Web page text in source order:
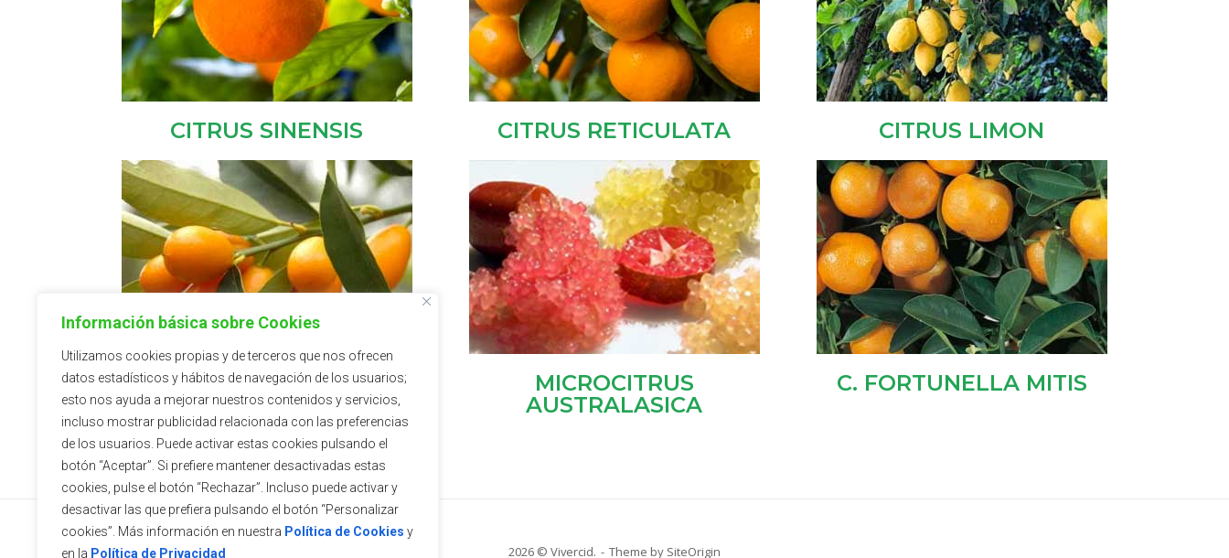
Información básica sobre Cookies
Utilizamos cookies propias y de terceros que nos ofrecen
datos estadísticos y hábitos de navegación de los usuarios;
esto nos ayuda a mejorar nuestros contenidos y servicios,
incluso mostrar publicidad relacionada con las preferencias
de los usuarios. Puede activar estas cookies pulsando el
botón “Aceptar”. Si prefiere mantener desactivadas estas
cookies, pulse el botón “Rechazar”. Incluso puede activar y
desactivar las que prefiera pulsando el botón “Personalizar
cookies”. Más información en nuestra Política de Cookies y
en la Política de Privacidad
CITRUS SINENSIS CITRUS RETICULATA CITRUS LIMON
C. FORTUNELLA MARGARITA
MICROCITRUS
AUSTRALASICA
C. FORTUNELLA MITIS
2026 © Vivercid. Theme by SiteOrigin